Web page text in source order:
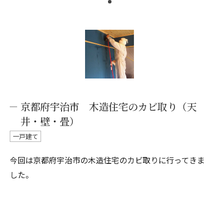
京都府宇治市 木造住宅のカビ取り（天
井・壁・畳）
一戸建て
今回は京都府宇治市の木造住宅のカビ取りに行ってきま
した。